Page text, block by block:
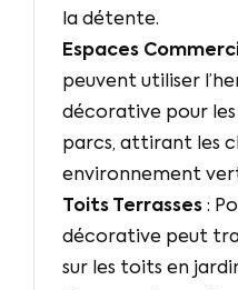
la détente.
Espaces
peuvent utiliser
décorative pour
parcs, attirant les
environnement
Toits Terrasses :
décorative peut
sur les toits en